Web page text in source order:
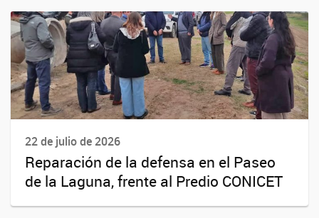
22 de julio de 2026
Reparación de la defensa en el Paseo
de la Laguna, frente al Predio CONICET